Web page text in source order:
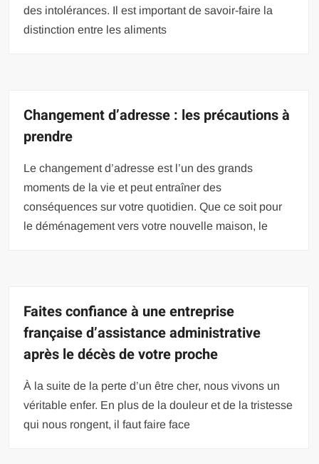
des intolérances. Il est important de savoir-faire la
distinction entre les aliments
Changement d’adresse : les précautions à
prendre
Le changement d’adresse est l’un des grands
moments de la vie et peut entraîner des
conséquences sur votre quotidien. Que ce soit pour
le déménagement vers votre nouvelle maison, le
Faites confiance à une entreprise
française d’assistance administrative
après le décès de votre proche
À la suite de la perte d’un être cher, nous vivons un
véritable enfer. En plus de la douleur et de la tristesse
qui nous rongent, il faut faire face